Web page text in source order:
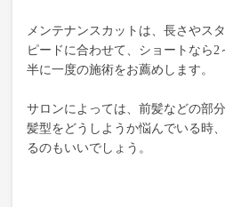
メンテナンスカットは、長さやス
ピードに合わせて、ショートなら
半に一度の施術をお薦めします。
サロンによっては、前髪などの部
髪型をどうしようか悩んでいる時
るのもいいでしょう。